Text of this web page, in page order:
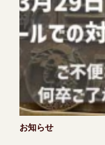
お知らせ